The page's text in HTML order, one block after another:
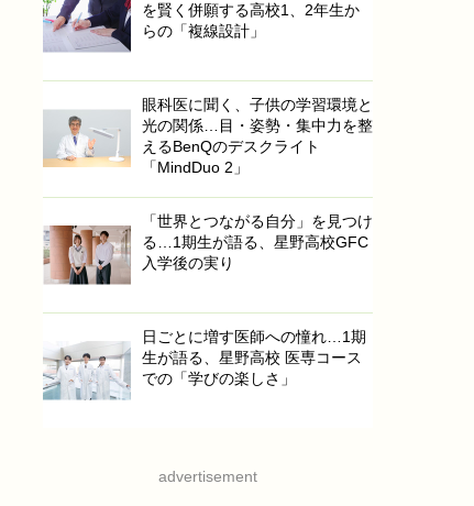
を賢く併願する高校1、2年生か
らの「複線設計」
眼科医に聞く、子供の学習環境と
光の関係…目・姿勢・集中力を整
えるBenQのデスクライト
「MindDuo 2」
「世界とつながる自分」を見つけ
る…1期生が語る、星野高校GFC
入学後の実り
日ごとに増す医師への憧れ…1期
生が語る、星野高校 医専コース
での「学びの楽しさ」
advertisement